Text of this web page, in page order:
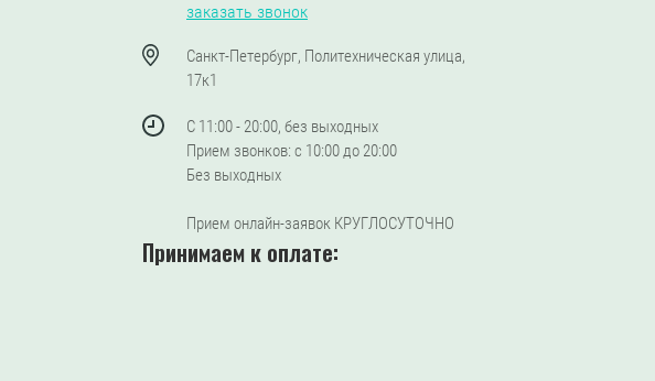
заказать звонок
Санкт-Петербург, Политехническая улица,
17к1
С 11:00 - 20:00, без выходных
Прием звонков: с 10:00 до 20:00
Без выходных
Прием онлайн-заявок КРУГЛОСУТОЧНО
Принимаем к оплате: